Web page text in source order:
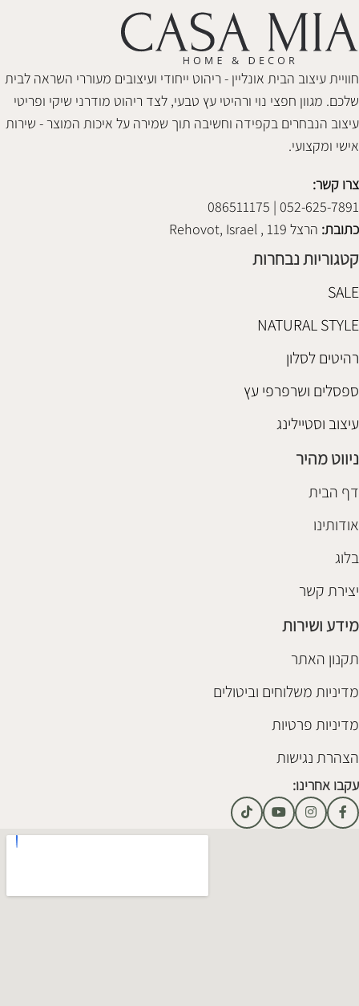
חוויית עיצוב הבית אונליין - ריהוט ייחודי ועיצובים מעוררי השראה לבית
שלכם. מגוון חפצי נוי ורהיטי עץ טבעי, לצד ריהוט מודרני שיקי ופריטי
עיצוב הנבחרים בקפידה וחשיבה תוך שמירה על איכות המוצר - שירות
אישי ומקצועי.
צרו קשר:
052-625-7891 | 086511175
כתובת: הרצל 119 , Rehovot, Israel
קטגוריות נבחרות
SALE
NATURAL STYLE
רהיטים לסלון
ספסלים ושרפרפי עץ
עיצוב וסטיילינג
ניווט מהיר
דף הבית
אודותינו
בלוג
יצירת קשר
מידע ושירות
תקנון האתר
מדיניות משלוחים וביטולים
מדיניות פרטיות
הצהרת נגישות
עקבו אחרינו: